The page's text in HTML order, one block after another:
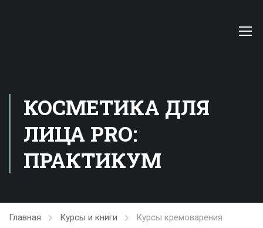
КОСМЕТИКА ДЛЯ
ЛИЦА PRO:
ПРАКТИКУМ
Главная Курсы и книги Курсы кремоварения